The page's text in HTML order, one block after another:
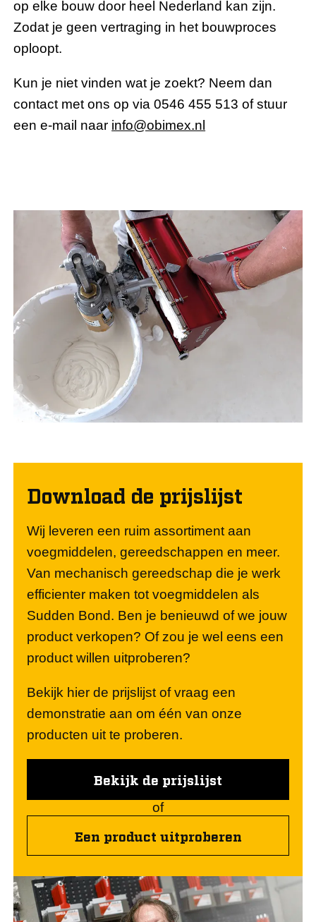
op elke bouw door heel Nederland kan zijn.
Zodat je geen vertraging in het bouwproces
oploopt.
Kun je niet vinden wat je zoekt? Neem dan
contact met ons op via 0546 455 513 of stuur
een e-mail naar info@obimex.nl
Download de prijslijst
Wij leveren een ruim assortiment aan
voegmiddelen, gereedschappen en meer.
Van mechanisch gereedschap die je werk
efficienter maken tot voegmiddelen als
Sudden Bond. Ben je benieuwd of we jouw
product verkopen? Of zou je wel eens een
product willen uitproberen?
Bekijk hier de prijslijst of vraag een
demonstratie aan om één van onze
producten uit te proberen.
Bekijk de prijslijst
of
Een product uitproberen